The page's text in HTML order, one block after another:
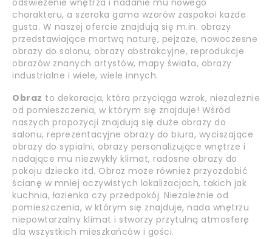
odświeżenie wnętrza i nadanie mu nowego
charakteru, a szeroka gama wzorów zaspokoi każde
gusta. W naszej ofercie znajdują się m.in. obrazy
przedstawiające martwą naturę, pejzaże, nowoczesne
obrazy do salonu, obrazy abstrakcyjne, reprodukcje
obrazów znanych artystów, mapy świata, obrazy
industrialne i wiele, wiele innych.
Obraz to dekoracja, która przyciąga wzrok, niezależnie
od pomieszczenia, w którym się znajduje! Wśród
naszych propozycji znajdują się duże obrazy do
salonu, reprezentacyjne obrazy do biura, wyciszające
obrazy do sypialni, obrazy personalizujące wnętrze i
nadające mu niezwykły klimat, radosne obrazy do
pokoju dziecka itd. Obraz może również przyozdobić
ścianę w mniej oczywistych lokalizacjach, takich jak
kuchnia, łazienka czy przedpokój. Niezależnie od
pomieszczenia, w którym się znajduje, nada wnętrzu
niepowtarzalny klimat i stworzy przytulną atmosferę
dla wszystkich mieszkańców i gości.